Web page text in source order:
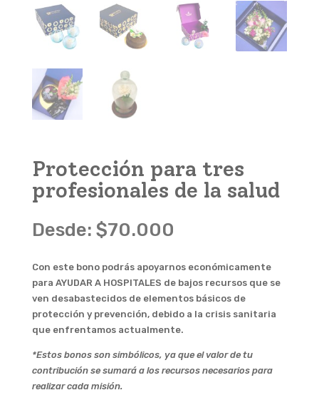
Protección para tres
profesionales de la salud
Desde: $70.000
Con este bono podrás apoyarnos económicamente
para AYUDAR A HOSPITALES de bajos recursos que se
ven desabastecidos de elementos básicos de
protección y prevención, debido a la crisis sanitaria
que enfrentamos actualmente.
*Estos bonos son simbólicos, ya que el valor de tu
contribución se sumará a los recursos necesarios para
realizar cada misión.